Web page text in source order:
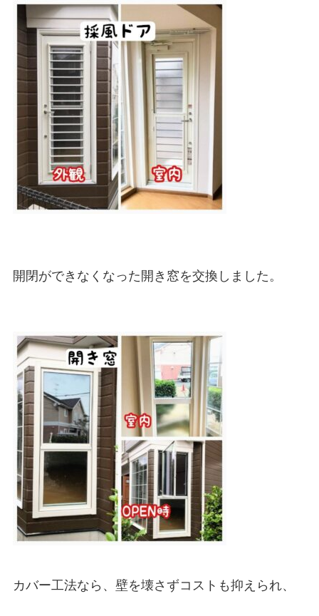
開閉ができなくなった開き窓を交換しました。
カバー工法なら、壁を壊さずコストも抑えられ、